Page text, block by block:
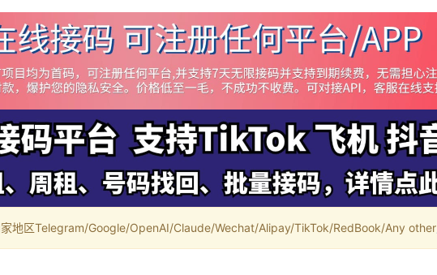
地区Telegram/Google/OpenAI/Claude/Wechat/Alipay/TikTok/RedBook/Any other